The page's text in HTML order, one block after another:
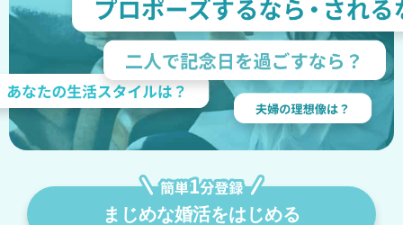
まじめな婚活をはじめる